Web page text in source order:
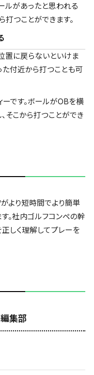
ルがあったと思われる
打つことができます。
置に戻らないといけま
た付近から打つことも可
です。ボールがOBを横
そこから打つことができ
より短時間でより簡単
。社内ゴルフコンペの幹
しく理解してプレーを
編集部